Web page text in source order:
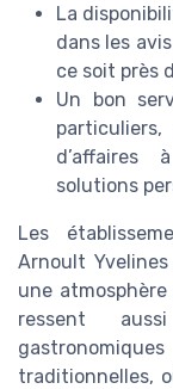
La
dans les
ce soit près
Un bon
d’affaires
solutions
Les
Arnoult
une
ressent
traditionnelles,